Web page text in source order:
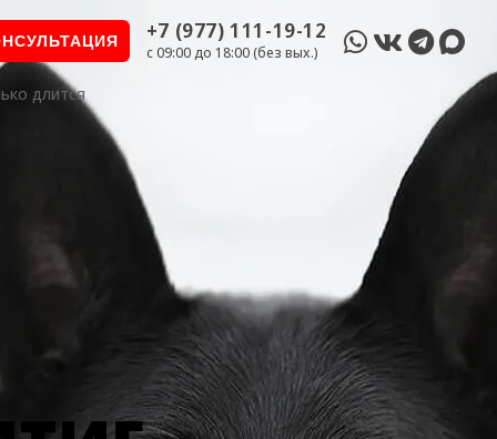
+7 (977) 111-19-12
c 09:00 до 18:00 (без вых.)
длится